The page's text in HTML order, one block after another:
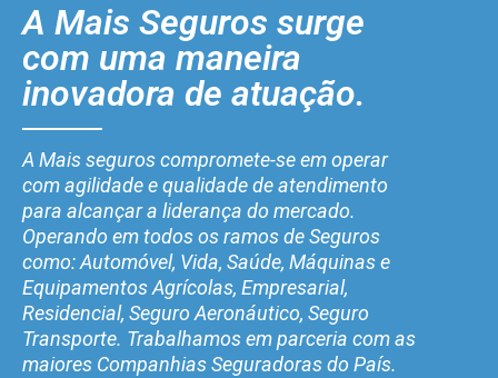
A Mais Seguros surge
com uma maneira
inovadora de atuação.
A Mais seguros compromete-se em operar
com agilidade e qualidade de atendimento
para alcançar a liderança do mercado.
Operando em todos os ramos de Seguros
como: Automóvel, Vida, Saúde, Máquinas e
Equipamentos Agrícolas, Empresarial,
Residencial, Seguro Aeronáutico, Seguro
Transporte. Trabalhamos em parceria com as
maiores Companhias Seguradoras do País.